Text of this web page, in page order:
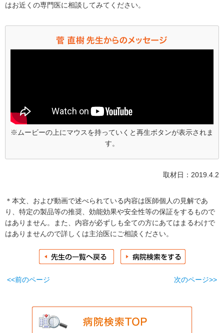
はお近くの専門医に相談してみてください。
※ムービーの上にマウスを持っていくと再生ボタンが表示されま
す。
取材日：2019.4.2
＊本文、および動画で述べられている内容は医師個人の見解であ
り、特定の製品等の推奨、効能効果や安全性等の保証をするもので
はありません。また、内容が必ずしも全ての方にあてはまるわけで
はありませんので詳しくは主治医にご相談ください。
<<前のページ 次のページ>>